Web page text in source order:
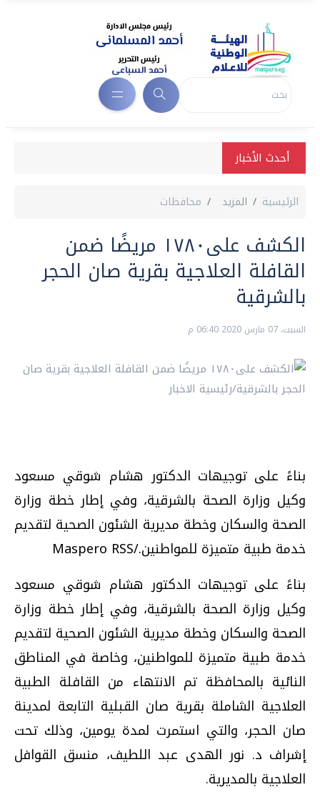
أحدث الأخبار
الرئيسية المزيد محافظات
الكشف على١٧٨٠ مريضًا ضمن
القافلة العلاجية بقرية صان الحجر
بالشرقية
السبت، 07 مارس 2020 06:40 م
بناءً على توجيهات الدكتور هشام شوقي مسعود
وكيل وزارة الصحة بالشرقية، وفي إطار خطة وزارة
الصحة والسكان وخطة مديرية الشئون الصحية لتقديم
خدمة طبية متميزة للمواطنين./Maspero RSS
بناءً على توجيهات الدكتور هشام شوقي مسعود
وكيل وزارة الصحة بالشرقية، وفي إطار خطة وزارة
الصحة والسكان وخطة مديرية الشئون الصحية لتقديم
خدمة طبية متميزة للمواطنين، وخاصة في المناطق
النائية بالمحافظة تم الانتهاء من القافلة الطبية
العلاجية الشاملة بقرية صان القبلية التابعة لمدينة
صان الحجر، والتي استمرت لمدة يومين، وذلك تحت
إشراف د. نور الهدى عبد اللطيف، منسق القوافل
العلاجية بالمديرية.